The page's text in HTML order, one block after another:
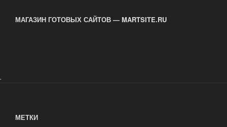
Китая»
МАГАЗИН ГОТОВЫХ САЙТОВ — MARTSITE.RU
.
МЕТКИ